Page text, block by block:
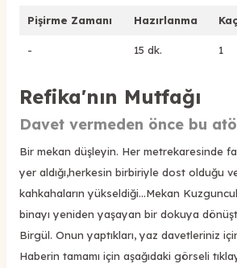
Pişirme Zamanı Hazırlanma
- 15 dk. 1
Refika'nın Mutfağı
Davet vermeden önce bu
Bir mekan düşleyin. Her metrekaresinde
yer aldığı,herkesin birbiriyle dost olduğu
kahkahaların yükseldiği...Mekan
binayı yeniden yaşayan bir dokuya
Birgül. Onun yaptıkları, yaz davetleriniz
Haberin tamamı için aşağıdaki görseli